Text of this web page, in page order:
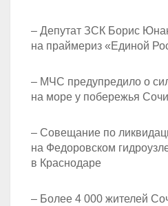
– Депутат ЗСК Борис
на праймериз «Единой
– МЧС предупредило о
на море у побережья Сочи
– Совещание по
на Федоровском
в Краснодаре
– Более 4 000 жителей